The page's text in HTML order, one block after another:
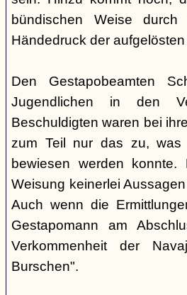
bündischen Weise
Händedruck der
Den Gestapobeamten
Jugendlichen in den
Beschuldigten waren bei
zum Teil nur das zu, was
bewiesen werden
Weisung keinerlei
Auch wenn die
Gestapomann am
Verkommenheit der
Burschen".